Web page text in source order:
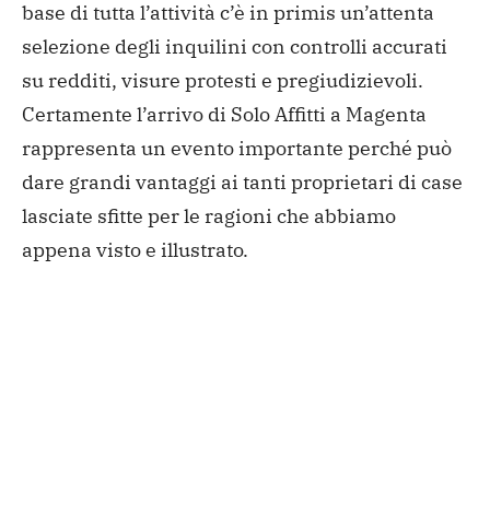
base di tutta l’attività c’è in primis un’attenta
selezione degli inquilini con controlli accurati
su redditi, visure protesti e pregiudizievoli.
Certamente l’arrivo di Solo Affitti a Magenta
rappresenta un evento importante perché può
dare grandi vantaggi ai tanti proprietari di case
lasciate sfitte per le ragioni che abbiamo
appena visto e illustrato.